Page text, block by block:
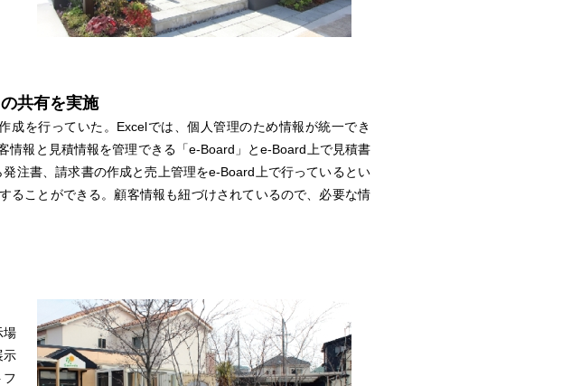
共有を実施
を行っていた。Excelでは、個人管理のため情報が統一でき
情報と見積情報を管理できる「e-Board」とe-Board上で見積書
注書、請求書の作成と売上管理をe-Board上で行っているとい
ることができる。顧客情報も紐づけされているので、必要な情
場
示
フ